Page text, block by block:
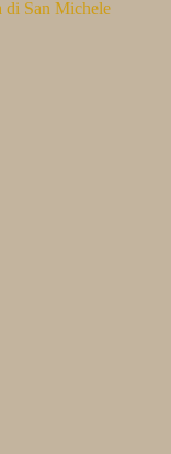
di San Michele